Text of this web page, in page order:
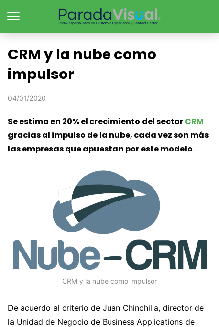
CRM y la nube como
impulsor
04/01/2020
Se estima en 20% el crecimiento del sectorCRM
gracias al impulso de la nube, cada vez son más
las empresas que apuestan por este modelo.
CRM y la nube como impulsor
De acuerdo al criterio de Juan Chinchilla, director de
la Unidad de Negocio de Business Applications de